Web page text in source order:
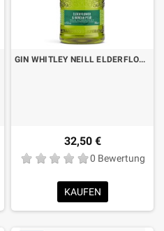
GIN WHITLEY NEILL ELDERFLOWER & KOREAN PEAR CL.70
32,50 €
0 Bewertung
KAUFEN